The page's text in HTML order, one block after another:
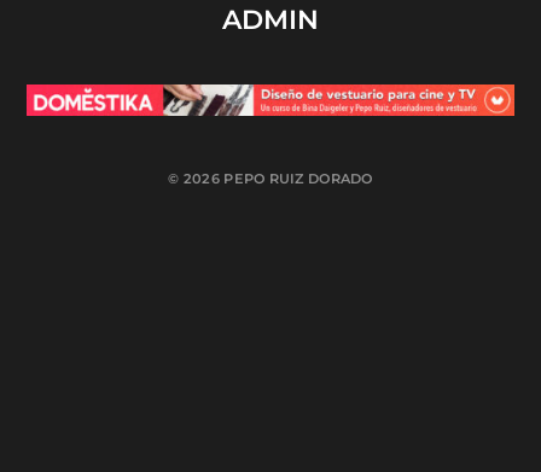
ADMIN
© 2026 PEPO RUIZ DORADO